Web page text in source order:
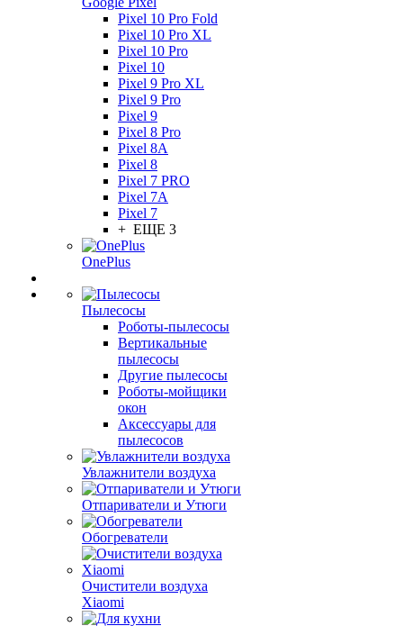
Pixel 10 Pro Fold
Pixel 10 Pro XL
Pixel 10 Pro
Pixel 10
Pixel 9 Pro XL
Pixel 9 Pro
Pixel 9
Pixel 8 Pro
Pixel 8A
Pixel 8
Pixel 7 PRO
Pixel 7A
Pixel 7
+ ЕЩЕ 3
OnePlus
Пылесосы
Роботы-пылесосы
Вертикальные
пылесосы
Другие пылесосы
Роботы-мойщики
окон
Аксессуары для
пылесосов
Увлажнители воздуха
Отпариватели и Утюги
Обогреватели
Очистители воздуха
Xiaomi